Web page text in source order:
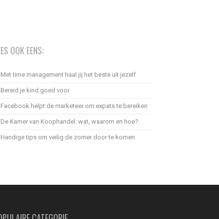
OOK EENS:
Met time management haal jij het beste uit jezelf
Bereid je kind goed voor
Facebook helpt de marketeer om expats te bereiken
De Kamer van Koophandel: wat, waarom en hoe?
Handige tips om veilig de zomer door te komen